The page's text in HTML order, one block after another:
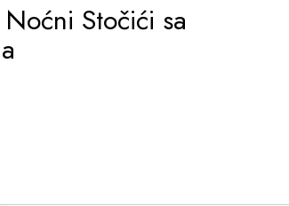
ADD TO WISHLIST
Stočići sa